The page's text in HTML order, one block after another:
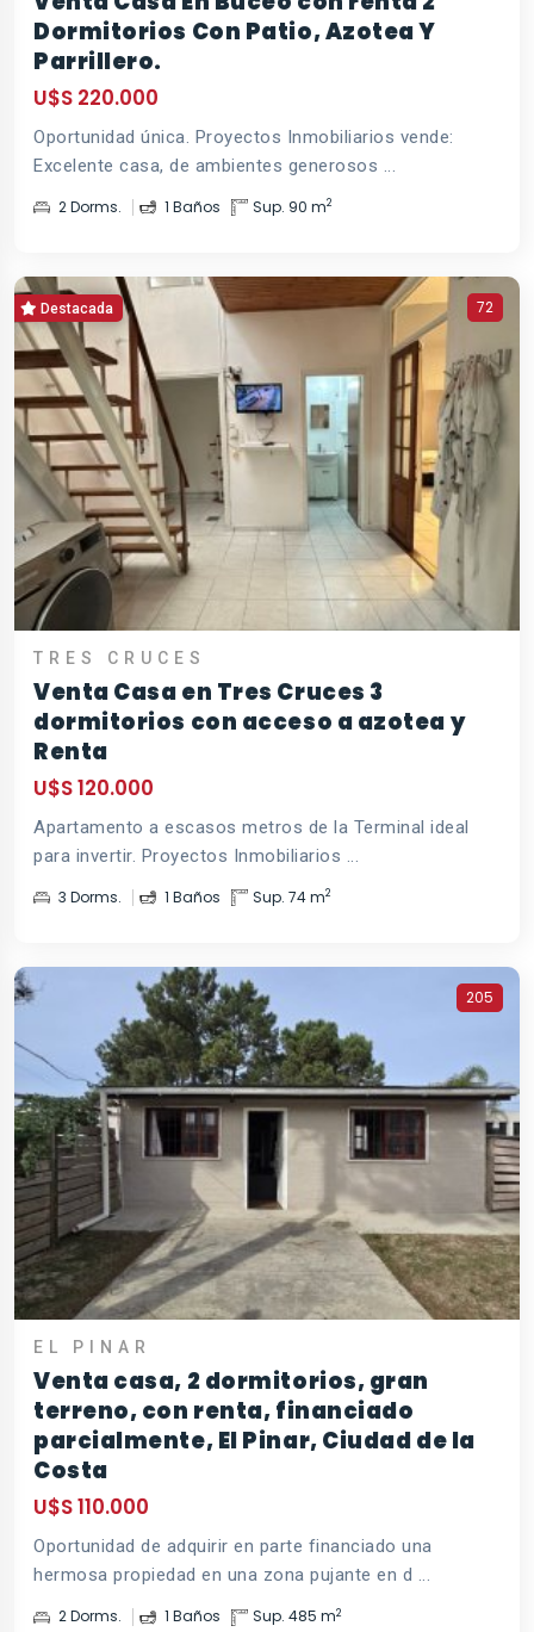
Dormitorios Con Patio, Azotea Y
Parrillero.
U$S 220.000
Oportunidad única. Proyectos Inmobiliarios vende:
Excelente casa, de ambientes generosos ...
2 Dorms. 1 Baños Sup. 90 m2
Destacada 72
TRES CRUCES
Venta Casa en Tres Cruces 3
dormitorios con acceso a azotea y
Renta
U$S 120.000
Apartamento a escasos metros de la Terminal ideal
para invertir. Proyectos Inmobiliarios ...
3 Dorms. 1 Baños Sup. 74 m2
205
EL PINAR
Venta casa, 2 dormitorios, gran
terreno, con renta, financiado
parcialmente, El Pinar, Ciudad de la
Costa
U$S 110.000
Oportunidad de adquirir en parte financiado una
hermosa propiedad en una zona pujante en d ...
2 Dorms. 1 Baños Sup. 485 m2